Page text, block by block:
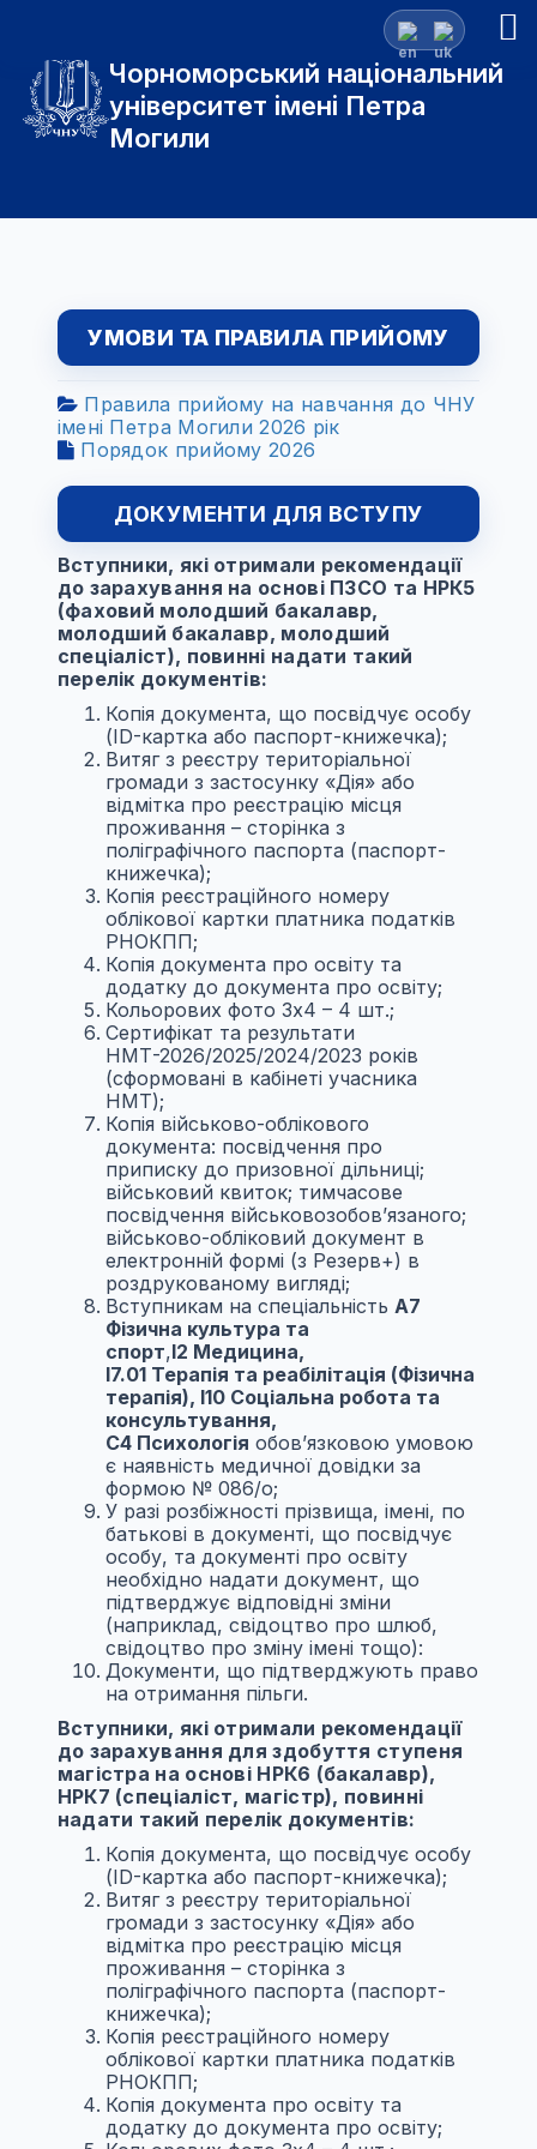
Чорноморський національний
університет імені Петра
Могили
УМОВИ ТА ПРАВИЛА ПРИЙОМУ
Правила прийому на навчання до ЧНУ
імені Петра Могили 2026 рік
Порядок прийому 2026
ДОКУМЕНТИ ДЛЯ ВСТУПУ
Вступники, які отримали рекомендації
до зарахування на основі ПЗСО та НРК5
(фаховий молодший бакалавр,
молодший бакалавр, молодший
спеціаліст), повинні надати такий
перелік документів:
Копія документа, що посвідчує особу
(ID-картка або паспорт-книжечка);
Витяг з реєстру територіальної
громади з застосунку «Дія» або
відмітка про реєстрацію місця
проживання – сторінка з
поліграфічного паспорта (паспорт-
книжечка);
Копія реєстраційного номеру
облікової картки платника податків
РНОКПП;
Копія документа про освіту та
додатку до документа про освіту;
Кольорових фото 3х4 – 4 шт.;
Сертифікат та результати
НМТ-2026/2025/2024/2023 років
(сформовані в кабінеті учасника
НМТ);
Копія військово-облікового
документа: посвідчення про
приписку до призовної дільниці;
військовий квиток; тимчасове
посвідчення військовозобов’язаного;
військово-обліковий документ в
електронній формі (з Резерв+) в
роздрукованому вигляді;
Вступникам на спеціальність А7
Фізична культура та
спорт,І2 Медицина,
І7.01 Терапія та реабілітація (Фізична
терапія), I10 Соціальна робота та
консультування,
С4 Психологія обов’язковою умовою
є наявність медичної довідки за
формою № 086/о;
У разі розбіжності прізвища, імені, по
батькові в документі, що посвідчує
особу, та документі про освіту
необхідно надати документ, що
підтверджує відповідні зміни
(наприклад, свідоцтво про шлюб,
свідоцтво про зміну імені тощо):
Документи, що підтверджують право
на отримання пільги.
Вступники, які отримали рекомендації
до зарахування для здобуття ступеня
магістра на основі НРК6 (бакалавр),
НРК7 (спеціаліст, магістр), повинні
надати такий перелік документів:
Копія документа, що посвідчує особу
(ID-картка або паспорт-книжечка);
Витяг з реєстру територіальної
громади з застосунку «Дія» або
відмітка про реєстрацію місця
проживання – сторінка з
поліграфічного паспорта (паспорт-
книжечка);
Копія реєстраційного номеру
облікової картки платника податків
РНОКПП;
Копія документа про освіту та
додатку до документа про освіту;